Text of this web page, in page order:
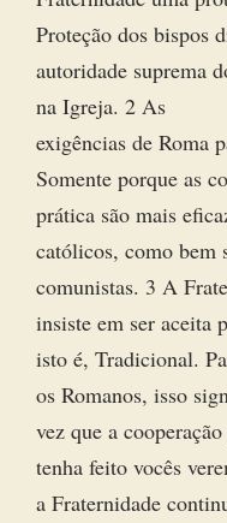
Proteção dos bispos
autoridade suprema
na Igreja. 2 As
exigências de Roma
Somente porque as
prática são mais
católicos, como bem
comunistas. 3 A
insiste em ser aceita
isto é, Tradicional.
os Romanos, isso
vez que a
tenha feito vocês
a Fraternidade